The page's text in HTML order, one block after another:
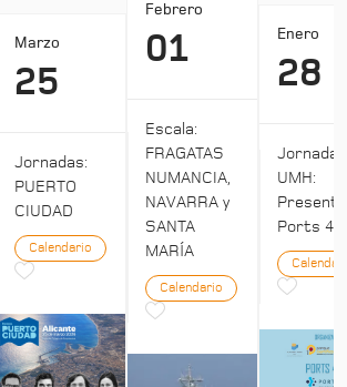
Marzo
25
Jornadas:
PUERTO
CIUDAD
Calendario
Febrero
01
Escala:
FRAGATAS
NUMANCIA,
NAVARRA y
SANTA
MARÍA
Calendario
Enero
28
Jornadas
UMH:
Ports 4:0